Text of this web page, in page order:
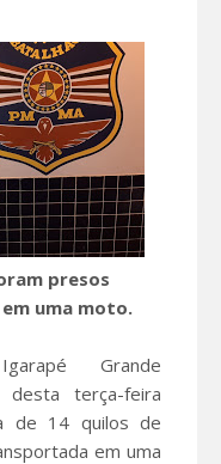
presos
uma moto.
Grande
desta terça-feira
de 14 quilos de
em uma